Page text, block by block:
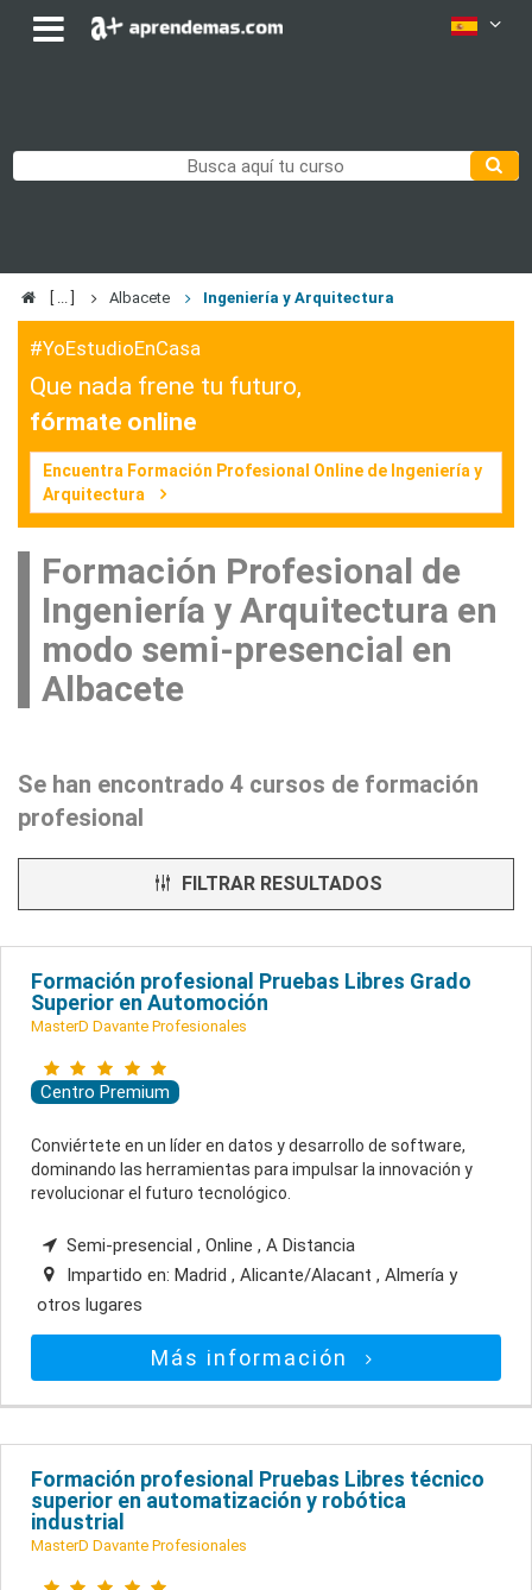
Albacete Ingeniería y Arquitectura
#YoEstudioEnCasa
Que nada frene tu futuro,
fórmate online
Encuentra Formación Profesional Online de Ingeniería y
Arquitectura
Formación Profesional de
Ingeniería y Arquitectura en
modo semi-presencial en
Albacete
Se han encontrado 4 cursos de formación
profesional
FILTRAR RESULTADOS
Formación profesional Pruebas Libres Grado
Superior en Automoción
MasterD Davante Profesionales
Centro Premium
Conviértete en un líder en datos y desarrollo de software,
dominando las herramientas para impulsar la innovación y
revolucionar el futuro tecnológico.
Semi-presencial , Online , A Distancia
Impartido en: Madrid , Alicante/Alacant , Almería y
otros lugares
Más información
Formación profesional Pruebas Libres técnico
superior en automatización y robótica
industrial
MasterD Davante Profesionales